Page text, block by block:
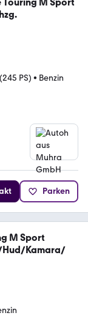
PS) • Benzin
Parken
M Sport
Kamara/